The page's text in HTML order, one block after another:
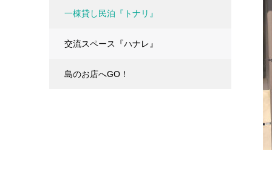
一棟貸し民泊『トナリ』
交流スペース『ハナレ』
島のお店へGO！